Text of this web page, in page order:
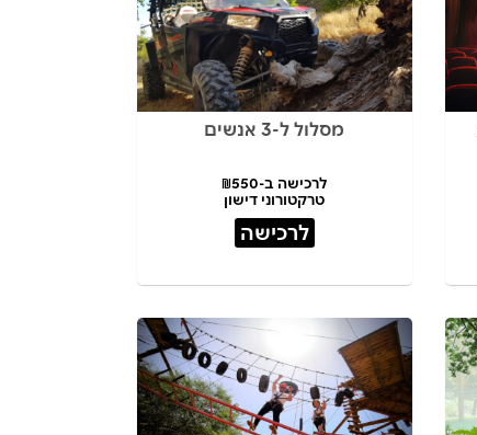
מסלול ל-3 אנשים
לרכישה ב-₪550
טרקטורוני דישון
לרכישה